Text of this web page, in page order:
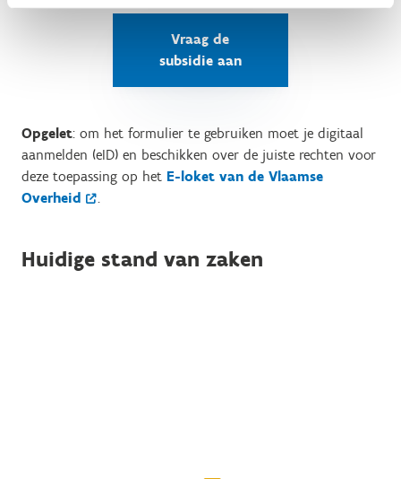
Vraag de
subsidie aan
Opgelet: om het formulier te gebruiken moet je digitaal
aanmelden (eID) en beschikken over de juiste rechten voor
deze toepassing op het E-loket van de Vlaamse
Overheid
.
Huidige stand van zaken